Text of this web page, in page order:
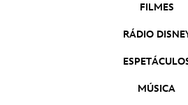
FILMES
RÁDIO
MÚSICA